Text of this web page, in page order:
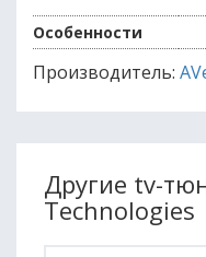
Особенности
Производитель:
Другие tv-
Technologies